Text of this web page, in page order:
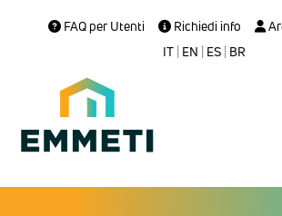
FAQ per Utenti Richiedi info
IT| EN | ES| BR